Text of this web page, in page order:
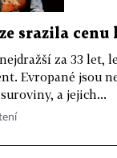
srazila cenu
za 33 let,
Evropané jsou
a jejich...